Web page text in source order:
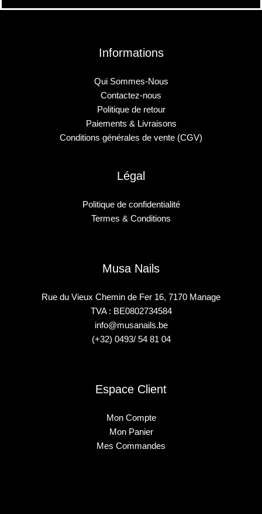
Informations
Qui Sommes-Nous
Contactez-nous
Politique de retour
Paiements & Livraisons
Conditions générales de vente (CGV)
Légal
Politique de confidentialité
Termes & Conditions
Musa Nails
Rue du Vieux Chemin de Fer 16, 7170 Manage
TVA : BE0802734584
info@musanails.be
(+32) 0493/ 54 81 04
Espace Client
Mon Compte
Mon Panier
Mes Commandes